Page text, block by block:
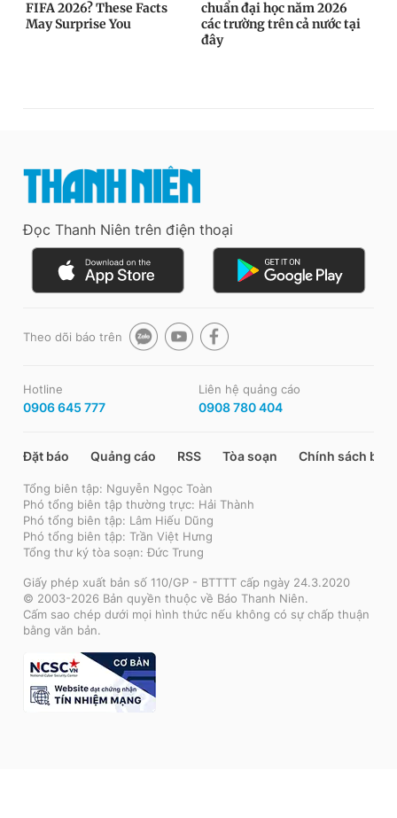
Đọc Thanh Niên trên điện thoại
Theo dõi báo trên
Hotline
0906 645 777
Liên hệ quảng cáo
0908 780 404
Đặt báo Quảng cáo RSS Tòa soạn Chính sách bảo
Tổng biên tập: Nguyễn Ngọc Toàn
Phó tổng biên tập thường trực: Hải Thành
Phó tổng biên tập: Lâm Hiếu Dũng
Phó tổng biên tập: Trần Việt Hưng
Tổng thư ký tòa soạn: Đức Trung
Giấy phép xuất bản số 110/GP - BTTTT cấp ngày 24.3.2020
© 2003-2026 Bản quyền thuộc về Báo Thanh Niên.
Cấm sao chép dưới mọi hình thức nếu không có sự chấp thuận
bằng văn bản.